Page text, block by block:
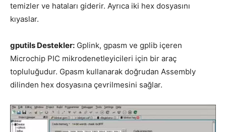
temizler ve hataları giderir. Ayrıca iki hex dosyasını
kıyaslar.
gputils Destekler: Gplink, gpasm ve gplib içeren
Microchip PIC mikrodenetleyicileri için bir araç
topluluğudur. Gpasm kullanarak doğrudan Assembly
dilinden hex dosyasına çevrilmesini sağlar.